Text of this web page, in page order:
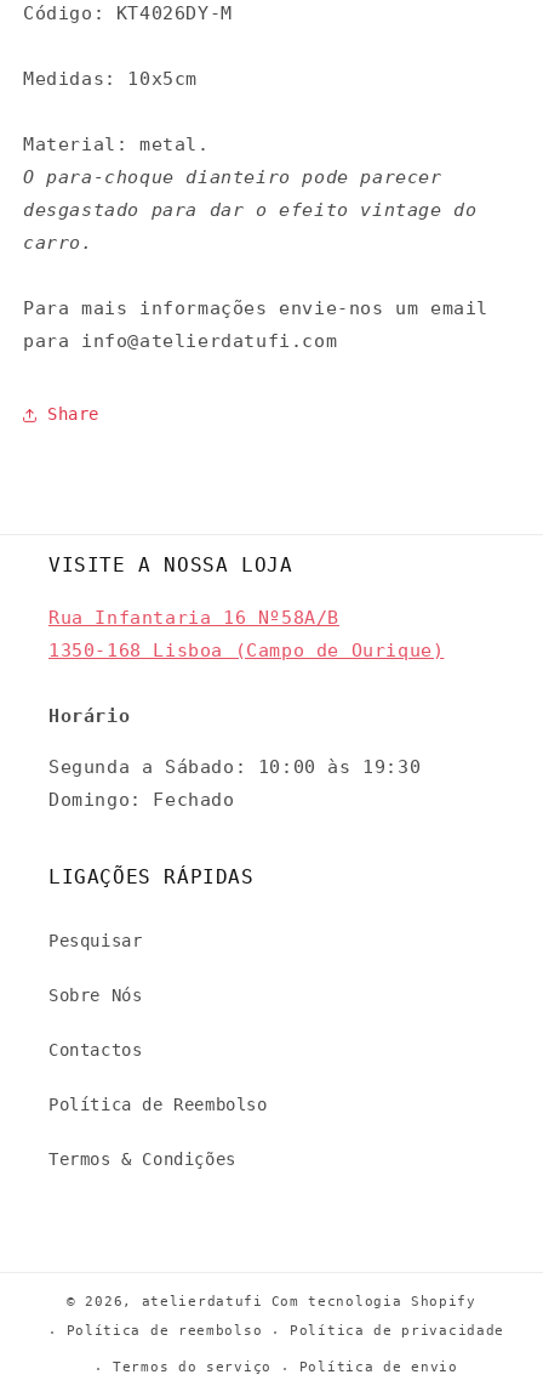
-
-
Código: KT4026DY-M
Medidas: 10x5cm
Material: metal.
O para-choque dianteiro pode parecer
desgastado para dar o efeito vintage do
carro.
Para mais informações envie-nos um email
para info@atelierdatufi.com
Share
VISITE A NOSSA LOJA
Rua Infantaria 16 Nº58A/B
1350-168 Lisboa (Campo de Ourique)
Horário
Segunda a Sábado: 10:00 às 19:30
Domingo: Fechado
LIGAÇÕES RÁPIDAS
Pesquisar
Sobre Nós
Contactos
Política de Reembolso
Termos & Condições
© 2026, atelierdatufi
Com tecnologia Shopify
Política de reembolso
Política de privacidade
Termos do serviço Política de envio